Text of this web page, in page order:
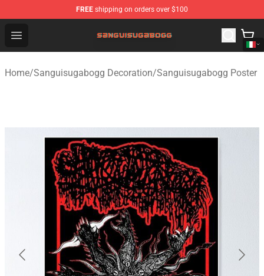
FREE shipping on orders over $100
Open menu
Sanguisugabogg Store - Official Sanguisugabogg
Home/Sanguisugabogg Decoration/Sanguisugabogg Poster